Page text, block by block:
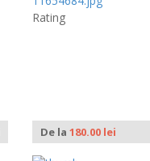
Rating
De la180.00 lei